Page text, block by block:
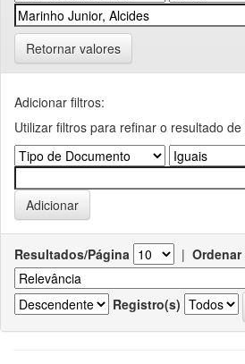
Retornar valores
Adicionar filtros:
Utilizar filtros para refinar o resultado de
Resultados/Página |
Registro(s)